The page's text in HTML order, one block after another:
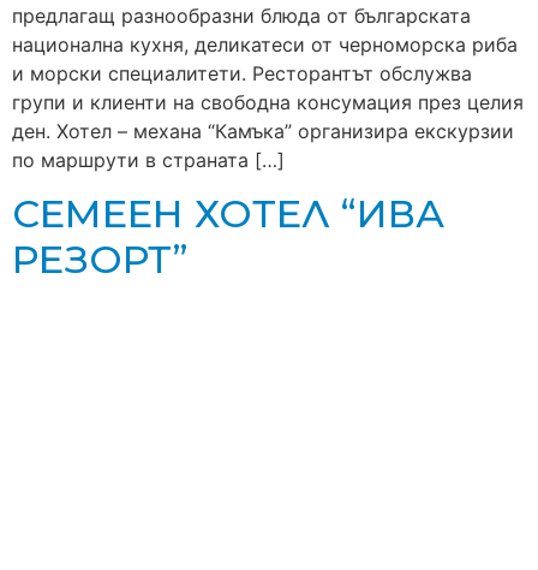
предлагащ разнообразни блюда от българската
национална кухня, деликатеси от черноморска риба
и морски специалитети. Ресторантът обслужва
групи и клиенти на свободна консумация през целия
ден. Хотел – механа “Камъка” организира екскурзии
по маршрути в страната […]
СЕМЕЕН ХОТЕЛ “ИВА
РЕЗОРТ”